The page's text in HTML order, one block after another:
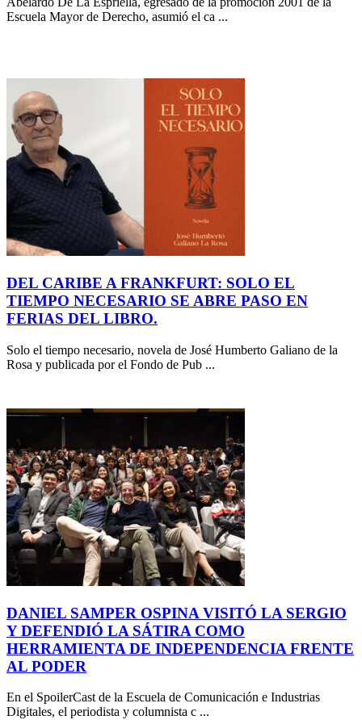
Escuela Mayor de Derecho, asumió el ca ...
DEL CARIBE A FRANKFURT: SOLO EL
TIEMPO NECESARIO SE ABRE PASO EN
FERIAS DEL LIBRO.
Solo el tiempo necesario, novela de José Humberto Galiano de la
Rosa y publicada por el Fondo de Pub ...
DANIEL SAMPER OSPINA VISITÓ LA SERGIO
Y DEFENDIÓ LA SÁTIRA COMO
HERRAMIENTA DE INDEPENDENCIA FRENTE
AL PODER
En el SpoilerCast de la Escuela de Comunicación e Industrias
Digitales, el periodista y columnista c ...